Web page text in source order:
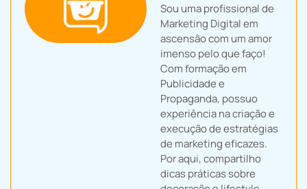
Sou uma profissional de
Marketing Digital em
ascensão com um amor
imenso pelo que faço!
Com formação em
Publicidade e
Propaganda, possuo
experiência na criação e
execução de estratégias
de marketing eficazes.
Por aqui, compartilho
dicas práticas sobre